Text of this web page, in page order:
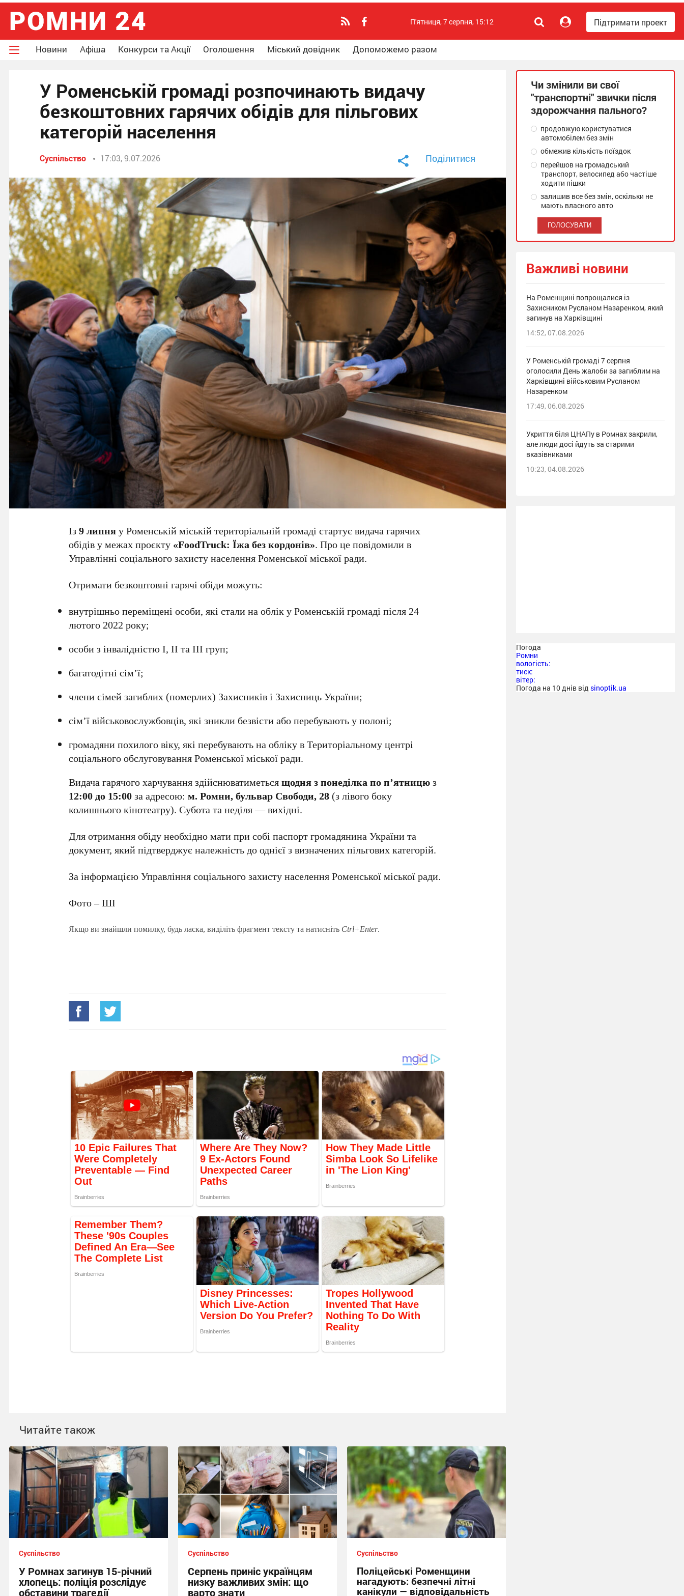
Підтримати проект
П'ятниця, 7 серпня, 15:12
Новини Афіша Конкурси та Акції Оголошення Міський довідник Допоможемо разом
У Роменській громаді розпочинають видачу
безкоштовних гарячих обідів для пільгових
категорій населення
Суспільство 17:03, 9.07.2026 Поділитися
Із9 липняу Роменській міській територіальній громаді стартує видача гарячих
обідів у межах проєкту «FoodTruck: Їжа без кордонів». Про це повідомили в
Управлінні соціального захисту населення Роменської міської ради.
Отримати безкоштовні гарячі обіди можуть:
внутрішньо переміщені особи, які стали на облік у Роменській громаді після 24
лютого 2022 року;
особи з інвалідністю I, II та III груп;
багатодітні сім’ї;
члени сімей загиблих (померлих) Захисників і Захисниць України;
сім’ї військовослужбовців, які зникли безвісти або перебувають у полоні;
громадяни похилого віку, які перебувають на обліку в Територіальному центрі
соціального обслуговування Роменської міської ради.
Видача гарячого харчування здійснюватиметьсящодня з понеділка по п’ятницюз
12:00 до 15:00за адресою:м. Ромни, бульвар Свободи, 28 (з лівого боку
колишнього кінотеатру). Субота та неділя — вихідні.
Для отримання обіду необхідно мати при собі паспорт громадянина України та
документ, який підтверджує належність до однієї з визначених пільгових категорій.
За інформацією Управління соціального захисту населення Роменської міської ради.
Фото – ШІ
Якщо ви знайшли помилку, будь ласка, виділіть фрагмент тексту та натисніть Ctrl+Enter.
Читайте також
Суспільство
У Ромнах загинув 15-річний
хлопець: поліція розслідує
обставини трагедії
Суспільство
Серпень приніс українцям
низку важливих змін: що
варто знати
Суспільство
Поліцейські Роменщини
нагадують: безпечні літні
канікули — відповідальність
Чи змінили ви свої
"транспортні" звички після
здорожчання пального?
продовжую користуватися
автомобілем без змін
обмежив кількість поїздок
перейшов на громадський
транспорт, велосипед або частіше
ходити пішки
залишив все без змін, оскільки не
мають власного авто
Важливі новини
На Роменщині попрощалися із
Захисником Русланом Назаренком, який
загинув на Харківщині
14:52, 07.08.2026
У Роменській громаді 7 серпня
оголосили День жалоби за загиблим на
Харківщині військовим Русланом
Назаренком
17:49, 06.08.2026
Укриття біля ЦНАПу в Ромнах закрили,
але люди досі йдуть за старими
вказівниками
10:23, 04.08.2026
Погода
Ромни
вологість:
тиск:
вітер:
Погода на 10 днів від sinoptik.ua